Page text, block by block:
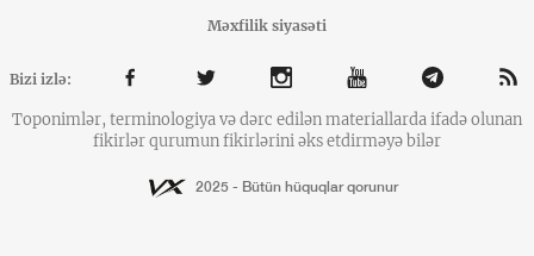
Məxfilik siyasəti
Bizi izlə:
Toponimlər, terminologiya və dərc edilən materiallarda ifadə olunan
fikirlər qurumun fikirlərini əks etdirməyə bilər
2025 - Bütün hüquqlar qorunur